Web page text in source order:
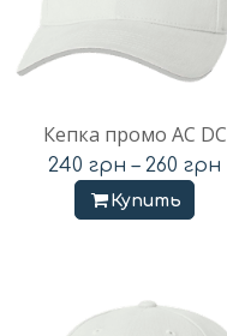
Кепка промо AC DC
240 грн – 260 грн
Купить